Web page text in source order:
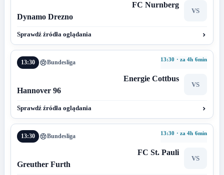
FC Nurnberg
VS
Dynamo Drezno
Sprawdź źródła oglądania
13:30 Bundesliga 13:30 · za 4h 6min
Energie Cottbus
VS
Hannover 96
Sprawdź źródła oglądania
13:30 Bundesliga 13:30 · za 4h 6min
FC St. Pauli
VS
Greuther Furth